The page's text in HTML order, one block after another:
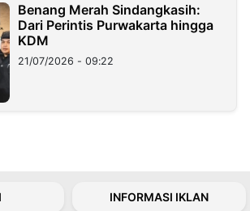
Benang Merah Sindangkasih:
Dari Perintis Purwakarta hingga
KDM
21/07/2026 - 09:22
INFORMASI IKLAN